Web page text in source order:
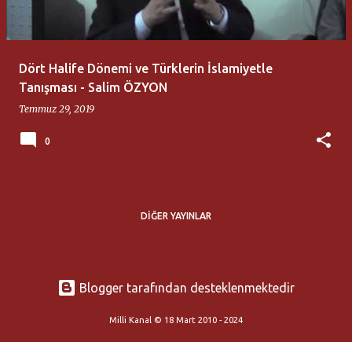
Dört Halife Dönemi ve Türklerin İslamiyetle
Tanışması - Salim ÖZYON
Temmuz 29, 2019
0
DIĞER YAYINLAR
Blogger tarafından desteklenmektedir
Milli Kanal © 18 Mart 2010 - 2024